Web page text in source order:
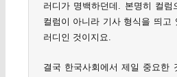
러디가 명백하던데. 본명히 컬럼
컬럼이 아니라 기사 형식을 띄고
러디인 것이지요.
결국 한국사회에서 제일 중요한